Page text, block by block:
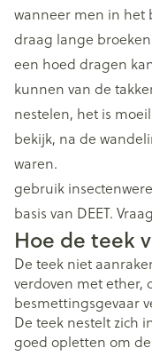
wanneer men in het
draag lange
een hoed dragen
kunnen van de
nestelen, het is
bekijk, na de
waren.
gebruik
basis van DEET.
Hoe de teek
De teek niet
verdoven met ether,
besmettingsgevaar
De teek nestelt zich
goed opletten om